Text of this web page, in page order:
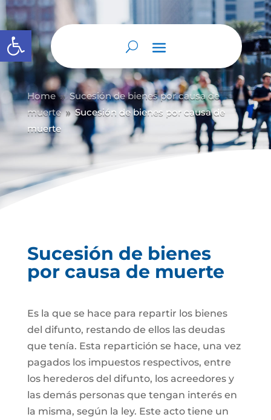
Abrir barra de herramientas
Home 9 Sucesión de bienes por causa de
muerte 9 Sucesión de bienes por causa de
muerte
Sucesión de bienes
por causa de muerte
Es la que se hace para repartir los bienes
del difunto, restando de ellos las deudas
que tenía. Esta repartición se hace, una vez
pagados los impuestos respectivos, entre
los herederos del difunto, los acreedores y
las demás personas que tengan interés en
la misma, según la ley. Este acto tiene un